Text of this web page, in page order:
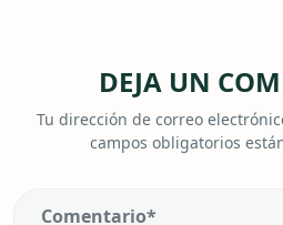
DEJA UN
Tu dirección de correo
campos obligatorios